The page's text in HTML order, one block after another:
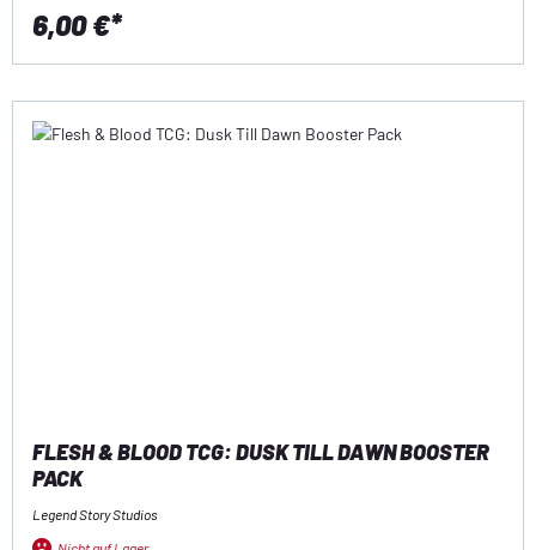
6,00 €*
FLESH & BLOOD TCG: DUSK TILL DAWN BOOSTER
PACK
Legend Story Studios